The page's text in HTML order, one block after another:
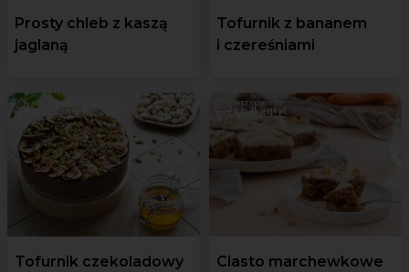
Prosty chleb z kaszą
jaglaną
Tofurnik z bananem
i czereśniami
Tofurnik czekoladowy
Ciasto marchewkowe